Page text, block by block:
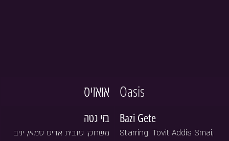
אואזיס Oasis
בזי גטה
משחק: טובית אדיס סמאי, יניב
Bazi Gete
Starring: Tovit Addis Smai,